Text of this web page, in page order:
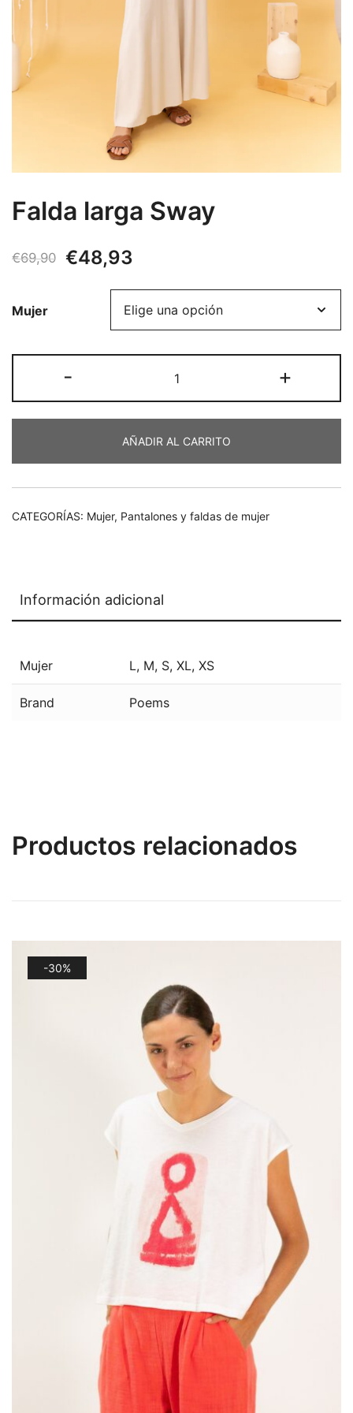
Falda larga Sway
€69,90 El
precio
original
era:
€69,90.
€48,93
precio
actual
es:
€48,93.
Mujer
-
larga
Sway
+
AÑADIR AL CARRITO
CATEGORÍAS: Mujer, Pantalones y faldas de mujer
Información adicional
Mujer L, M, S, XL, XS
Brand Poems
Productos relacionados
-30%